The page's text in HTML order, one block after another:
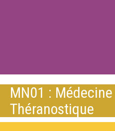
MN01 :
Théranostique